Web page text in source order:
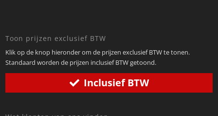
Toon prijzen exclusief BTW
Klik op de knop hieronder om de prijzen exclusief BTW te tonen.
Standaard worden de prijzen inclusief BTW getoond.
Inclusief BTW